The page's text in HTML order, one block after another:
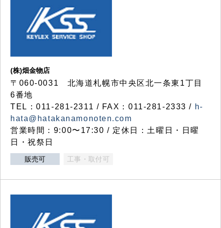
(株)畑金物店
〒060-0031 北海道札幌市中央区北一条東1丁目
6番地
TEL：011-281-2311 / FAX：011-281-2333 / h-
hata@hatakanamonoten.com
営業時間：9:00〜17:30 / 定休日：土曜日・日曜
日・祝祭日
販売可 工事・取付可